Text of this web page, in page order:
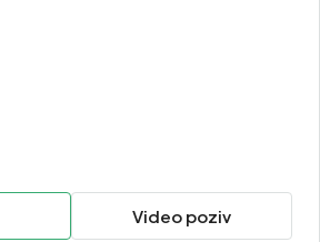
Video poziv